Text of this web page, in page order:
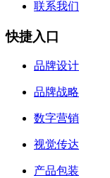
联系我们
快捷入口
品牌设计
品牌战略
数字营销
视觉传达
产品包装